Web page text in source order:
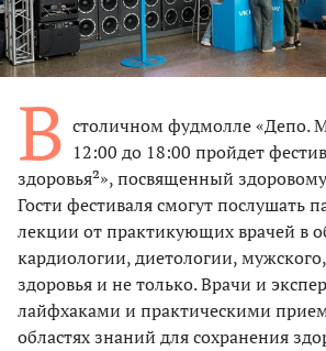
В столичном фудмолле «Депо.
12:00 до 18:00 пройдет
здоровья²», посвященный
Гости фестиваля смогут послушать
лекции от практикующих врачей в
кардиологии, диетологии,
здоровья и не только. Врачи и
лайфхаками и практическими
областях знаний для сохранения